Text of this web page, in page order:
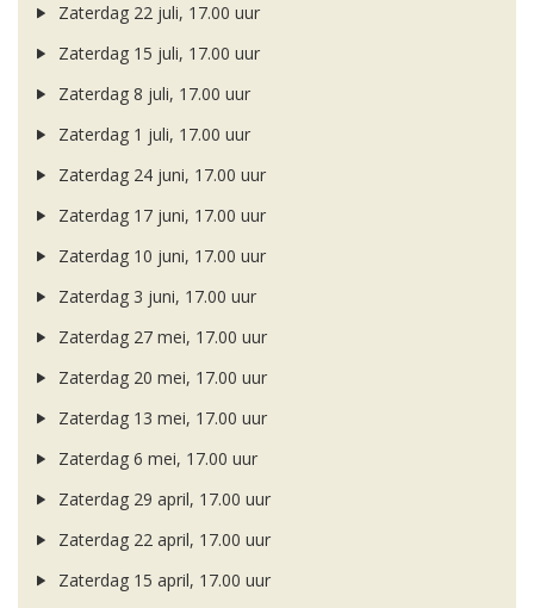
Zaterdag 22 juli, 17.00 uur
Zaterdag 15 juli, 17.00 uur
Zaterdag 8 juli, 17.00 uur
Zaterdag 1 juli, 17.00 uur
Zaterdag 24 juni, 17.00 uur
Zaterdag 17 juni, 17.00 uur
Zaterdag 10 juni, 17.00 uur
Zaterdag 3 juni, 17.00 uur
Zaterdag 27 mei, 17.00 uur
Zaterdag 20 mei, 17.00 uur
Zaterdag 13 mei, 17.00 uur
Zaterdag 6 mei, 17.00 uur
Zaterdag 29 april, 17.00 uur
Zaterdag 22 april, 17.00 uur
Zaterdag 15 april, 17.00 uur